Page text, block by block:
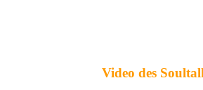
Video des